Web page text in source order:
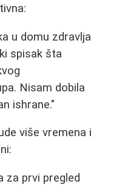
u domu zdravlja
spisak šta
Nisam dobila
ishrane."
više vremena i
za prvi pregled